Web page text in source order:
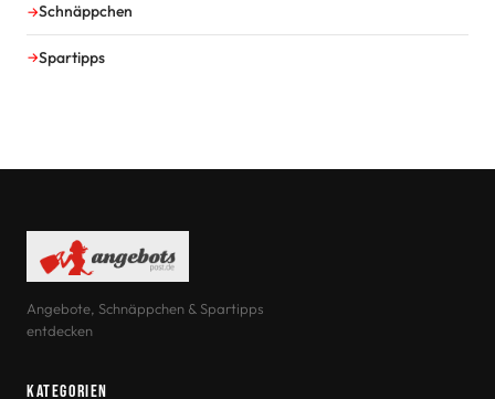
Schnäppchen
Spartipps
Angebote, Schnäppchen & Spartipps
entdecken
Kategorien